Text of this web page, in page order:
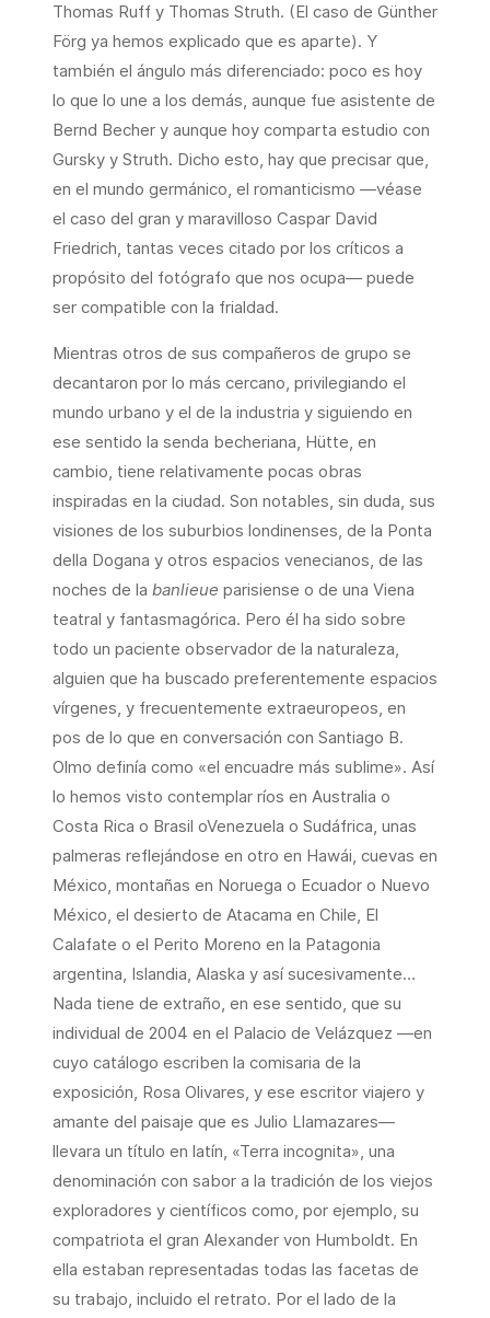
Thomas Ruff y Thomas Struth. (El caso de Günther
Förg ya hemos explicado que es aparte). Y
también el ángulo más diferenciado: poco es hoy
lo que lo une a los demás, aunque fue asistente de
Bernd Becher y aunque hoy comparta estudio con
Gursky y Struth. Dicho esto, hay que precisar que,
en el mundo germánico, el romanticismo —véase
el caso del gran y maravilloso Caspar David
Friedrich, tantas veces citado por los críticos a
propósito del fotógrafo que nos ocupa— puede
ser compatible con la frialdad.
Mientras otros de sus compañeros de grupo se
decantaron por lo más cercano, privilegiando el
mundo urbano y el de la industria y siguiendo en
ese sentido la senda becheriana, Hütte, en
cambio, tiene relativamente pocas obras
inspiradas en la ciudad. Son notables, sin duda, sus
visiones de los suburbios londinenses, de la Ponta
della Dogana y otros espacios venecianos, de las
noches de la banlieue parisiense o de una Viena
teatral y fantasmagórica. Pero él ha sido sobre
todo un paciente observador de la naturaleza,
alguien que ha buscado preferentemente espacios
vírgenes, y frecuentemente extraeuropeos, en
pos de lo que en conversación con Santiago B.
Olmo definía como «el encuadre más sublime». Así
lo hemos visto contemplar ríos en Australia o
Costa Rica o Brasil oVenezuela o Sudáfrica, unas
palmeras reflejándose en otro en Hawái, cuevas en
México, montañas en Noruega o Ecuador o Nuevo
México, el desierto de Atacama en Chile, El
Calafate o el Perito Moreno en la Patagonia
argentina, Islandia, Alaska y así sucesivamente…
Nada tiene de extraño, en ese sentido, que su
individual de 2004 en el Palacio de Velázquez —en
cuyo catálogo escriben la comisaria de la
exposición, Rosa Olivares, y ese escritor viajero y
amante del paisaje que es Julio Llamazares—
llevara un título en latín, «Terra incognita», una
denominación con sabor a la tradición de los viejos
exploradores y científicos como, por ejemplo, su
compatriota el gran Alexander von Humboldt. En
ella estaban representadas todas las facetas de
su trabajo, incluido el retrato. Por el lado de la